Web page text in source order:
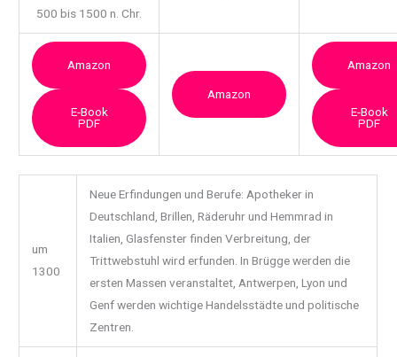
500 bis 1500 n. Chr.
Amazon
E-Book
PDF
Amazon
Amazon
E-Book
PDF
um
1300
Neue Erfindungen und Berufe: Apotheker in
Deutschland, Brillen, Räderuhr und Hemmrad in
Italien, Glasfenster finden Verbreitung, der
Trittwebstuhl wird erfunden. In Brügge werden die
ersten Massen veranstaltet, Antwerpen, Lyon und
Genf werden wichtige Handelsstädte und politische
Zentren.